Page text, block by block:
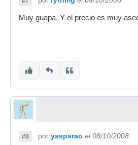
Muy guapa. Y el precio es muy
#8 por yasparao el 08/10/2008